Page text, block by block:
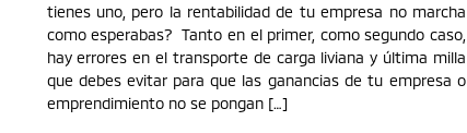
tienes uno, pero la rentabilidad de tu empresa no marcha
como esperabas? Tanto en el primer, como segundo caso,
hay errores en el transporte de carga liviana y última milla
que debes evitar para que las ganancias de tu empresa o
emprendimiento no se pongan […]